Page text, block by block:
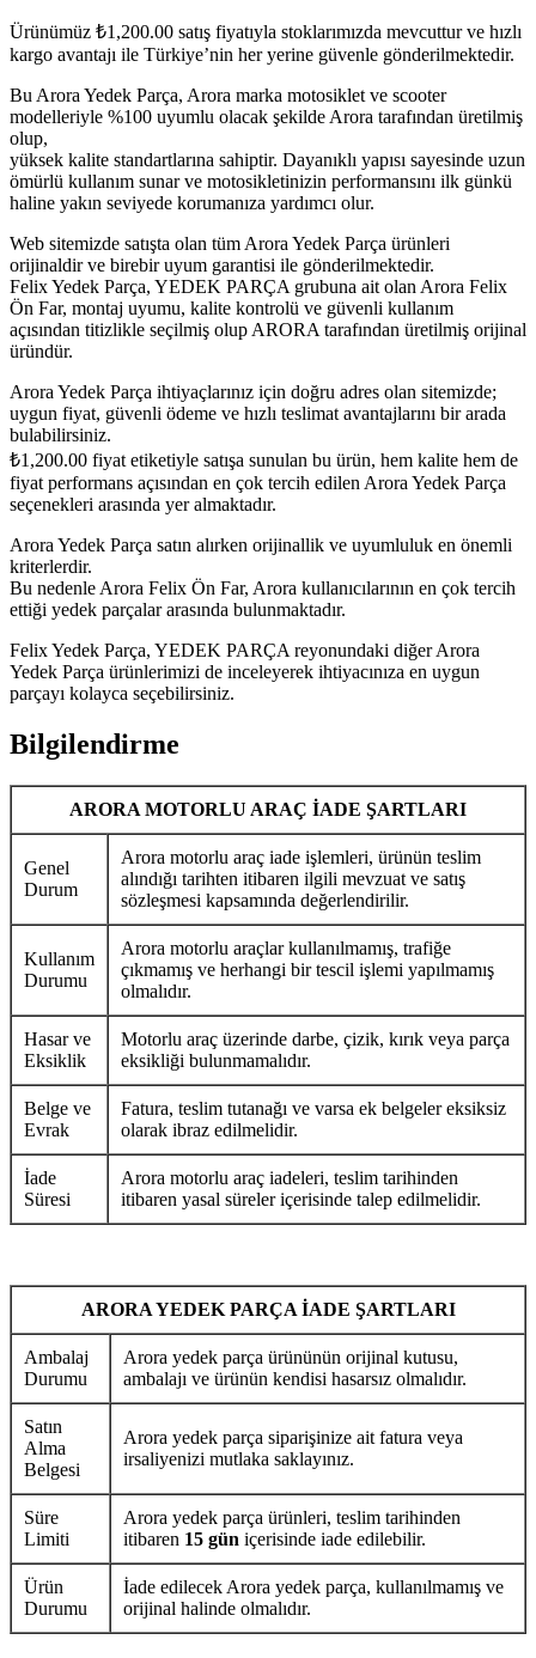
Ürünümüz ₺1,200.00 satış fiyatıyla stoklarımızda mevcuttur ve hızlı
kargo avantajı ile Türkiye’nin her yerine güvenle gönderilmektedir.
Bu Arora Yedek Parça, Arora marka motosiklet ve scooter
modelleriyle %100 uyumlu olacak şekilde Arora tarafından üretilmiş
olup,
yüksek kalite standartlarına sahiptir. Dayanıklı yapısı sayesinde uzun
ömürlü kullanım sunar ve motosikletinizin performansını ilk günkü
haline yakın seviyede korumanıza yardımcı olur.
Web sitemizde satışta olan tüm Arora Yedek Parça ürünleri
orijinaldir ve birebir uyum garantisi ile gönderilmektedir.
Felix Yedek Parça, YEDEK PARÇA grubuna ait olan Arora Felix
Ön Far, montaj uyumu, kalite kontrolü ve güvenli kullanım
açısından titizlikle seçilmiş olup ARORA tarafından üretilmiş orijinal
üründür.
Arora Yedek Parça ihtiyaçlarınız için doğru adres olan sitemizde;
uygun fiyat, güvenli ödeme ve hızlı teslimat avantajlarını bir arada
bulabilirsiniz.
₺1,200.00 fiyat etiketiyle satışa sunulan bu ürün, hem kalite hem de
fiyat performans açısından en çok tercih edilen Arora Yedek Parça
seçenekleri arasında yer almaktadır.
Arora Yedek Parça satın alırken orijinallik ve uyumluluk en önemli
kriterlerdir.
Bu nedenle Arora Felix Ön Far, Arora kullanıcılarının en çok tercih
ettiği yedek parçalar arasında bulunmaktadır.
Felix Yedek Parça, YEDEK PARÇA reyonundaki diğer Arora
Yedek Parça ürünlerimizi de inceleyerek ihtiyacınıza en uygun
parçayı kolayca seçebilirsiniz.
Bilgilendirme
ARORA MOTORLU ARAÇ İADE ŞARTLARI
Genel
Durum
Arora motorlu araç iade işlemleri, ürünün teslim
alındığı tarihten itibaren ilgili mevzuat ve satış
sözleşmesi kapsamında değerlendirilir.
Kullanım
Durumu
Arora motorlu araçlar kullanılmamış, trafiğe
çıkmamış ve herhangi bir tescil işlemi yapılmamış
olmalıdır.
Hasar ve
Eksiklik
Motorlu araç üzerinde darbe, çizik, kırık veya parça
eksikliği bulunmamalıdır.
Belge ve
Evrak
Fatura, teslim tutanağı ve varsa ek belgeler eksiksiz
olarak ibraz edilmelidir.
İade
Süresi
Arora motorlu araç iadeleri, teslim tarihinden
itibaren yasal süreler içerisinde talep edilmelidir.
ARORA YEDEK PARÇA İADE ŞARTLARI
Ambalaj
Durumu
Arora yedek parça ürününün orijinal kutusu,
ambalajı ve ürünün kendisi hasarsız olmalıdır.
Satın
Alma
Belgesi
Arora yedek parça siparişinize ait fatura veya
irsaliyenizi mutlaka saklayınız.
Süre
Limiti
Arora yedek parça ürünleri, teslim tarihinden
itibaren 15 gün içerisinde iade edilebilir.
Ürün
Durumu
İade edilecek Arora yedek parça, kullanılmamış ve
orijinal halinde olmalıdır.